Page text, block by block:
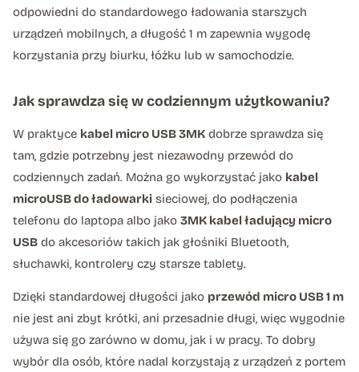
odpowiedni do standardowego ładowania starszych
urządzeń mobilnych, a długość 1 m zapewnia wygodę
korzystania przy biurku, łóżku lub w samochodzie.
Jak sprawdza się w codziennym użytkowaniu?
W praktyce kabel micro USB 3MK dobrze sprawdza się
tam, gdzie potrzebny jest niezawodny przewód do
codziennych zadań. Można go wykorzystać jako kabel
microUSB do ładowarki sieciowej, do podłączenia
telefonu do laptopa albo jako 3MK kabel ładujący micro
USB do akcesoriów takich jak głośniki Bluetooth,
słuchawki, kontrolery czy starsze tablety.
Dzięki standardowej długości jako przewód micro USB 1 m
nie jest ani zbyt krótki, ani przesadnie długi, więc wygodnie
używa się go zarówno w domu, jak i w pracy. To dobry
wybór dla osób, które nadal korzystają z urządzeń z portem